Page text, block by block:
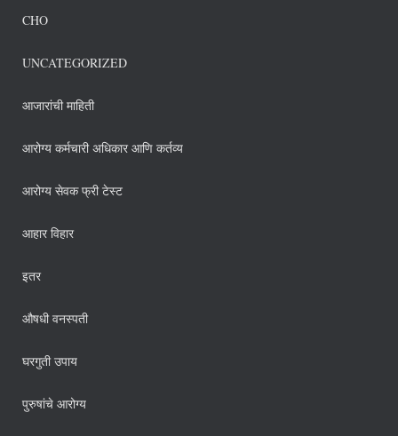
CHO
UNCATEGORIZED
आजारांची माहिती
आरोग्य कर्मचारी अधिकार आणि कर्तव्य
आरोग्य सेवक फ्री टेस्ट
आहार विहार
इतर
औषधी वनस्पती
घरगुती उपाय
पुरुषांचे आरोग्य